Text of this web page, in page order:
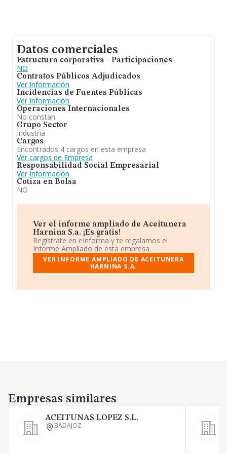
Datos comerciales
Estructura corporativa - Participaciones
NO
Contratos Públicos Adjudicados
Ver Información
Incidencias de Fuentes Públicas
Ver Información
Operaciones Internacionales
No constan
Grupo Sector
Industria
Cargos
Encontrados 4 cargos en esta empresa
Ver cargos de Empresa
Responsabilidad Social Empresarial
Ver Información
Cotiza en Bolsa
NO
Ver el informe ampliado de Aceitunera
Harnina S.a. ¡Es gratis!
Regístrate en eInforma y te regalamos el
Informe Ampliado de esta empresa.
VER INFORME AMPLIADO DE ACEITUNERA
HARNINA S.A.
Empresas similares
Empresas similares
ACEITUNAS LOPEZ S.L.
BADAJOZ